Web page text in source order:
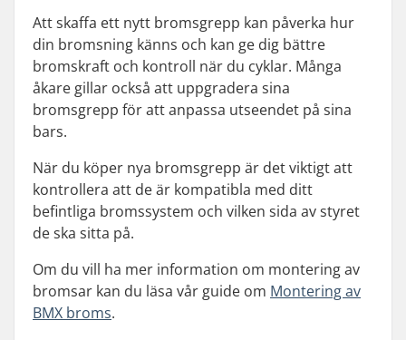
Att skaffa ett nytt bromsgrepp kan påverka hur
din bromsning känns och kan ge dig bättre
bromskraft och kontroll när du cyklar. Många
åkare gillar också att uppgradera sina
bromsgrepp för att anpassa utseendet på sina
bars.
När du köper nya bromsgrepp är det viktigt att
kontrollera att de är kompatibla med ditt
befintliga bromssystem och vilken sida av styret
de ska sitta på.
Om du vill ha mer information om montering av
bromsar kan du läsa vår guide om Montering av
BMX broms.